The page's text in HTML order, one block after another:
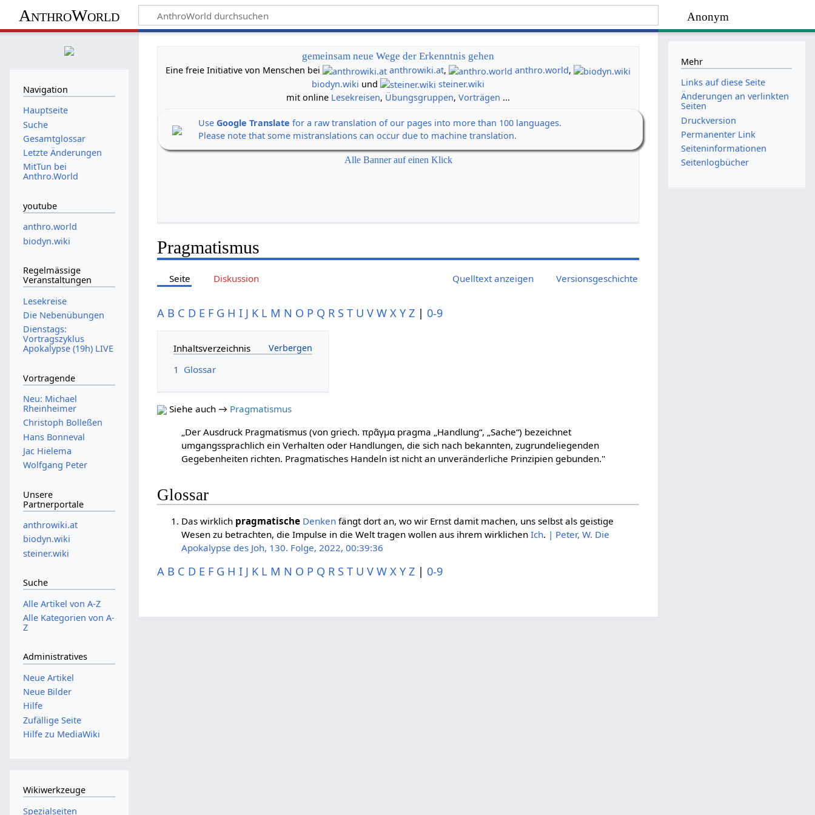
Anonym
AnthroWorld
gemeinsam neue Wege der Erkenntnis gehen
Eine freie Initiative von Menschen bei
anthrowiki.at, anthro.world,
biodyn.wiki und
steiner.wiki
mit online Lesekreisen, Übungsgruppen,Vorträgen ...
UseGoogle Translate for a raw translation of our pages into more than 100 languages.
Please note that some mistranslations can occur due to machine translation.
Alle Banner auf einen Klick
Pragmatismus
Seite Diskussion Quelltext anzeigen Versionsgeschichte
A B C D E F G H I J K L M N O P Q R S T U V W X Y Z | 0-9
Inhaltsverzeichnis
1 Glossar
Siehe auch → Pragmatismus
„Der Ausdruck Pragmatismus (von griech. πρᾶγμα pragma „Handlung“, „Sache“) bezeichnet
umgangssprachlich ein Verhalten oder Handlungen, die sich nach bekannten, zugrundeliegenden
Gegebenheiten richten. Pragmatisches Handeln ist nicht an unveränderliche Prinzipien gebunden."
Glossar
Das wirklich pragmatische Denken fängt dort an, wo wir Ernst damit machen, uns selbst als geistige
Wesen zu betrachten, die Impulse in die Welt tragen wollen aus ihrem wirklichenIch. | Peter, W. Die
Apokalypse des Joh, 130. Folge, 2022, 00:39:36
A B C D E F G H I J K L M N O P Q R S T U V W X Y Z | 0-9
Navigation
Hauptseite
Suche
Gesamtglossar
Letzte Änderungen
MitTun bei
Anthro.World
youtube
anthro.world
biodyn.wiki
Regelmässige
Veranstaltungen
Lesekreise
Die Nebenübungen
Dienstags:
Vortragszyklus
Apokalypse (19h) LIVE
Vortragende
Neu: Michael
Rheinheimer
Christoph Bolleßen
Hans Bonneval
Jac Hielema
Wolfgang Peter
Unsere
Partnerportale
anthrowiki.at
biodyn.wiki
steiner.wiki
Suche
Alle Artikel von A-Z
Alle Kategorien von A-
Z
Administratives
Neue Artikel
Neue Bilder
Hilfe
Zufällige Seite
Hilfe zu MediaWiki
Wikiwerkzeuge
Spezialseiten
Mehr
Links auf diese Seite
Änderungen an verlinkten
Seiten
Druckversion
Permanenter Link
Seiten­­informationen
Seitenlogbücher